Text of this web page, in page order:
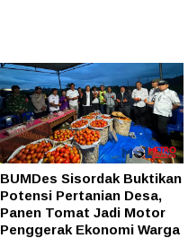
BUMDes Sisordak Buktikan
Potensi Pertanian Desa,
Panen Tomat Jadi Motor
Penggerak Ekonomi Warga